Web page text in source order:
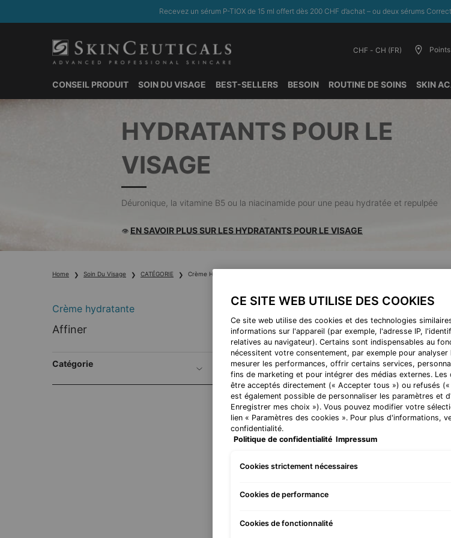
Recevez un sérum P-TIOX de 15 ml offert dès 200 CHF d’achat – ou deux sérums
CHF - CH (FR)
CONSEIL PRODUIT SOIN DU VISAGE BEST-SELLERS BESOIN ROUTINE DE SOINS SKIN
Contenu principal
HYDRATANTS POUR LE
VISAGE
Déuronique, la vitamine B5 ou la niacinamide pour une peau hydratée et repulpée
👁 EN SAVOIR PLUS SUR LES HYDRATANTS POUR LE VISAGE
Home Soin Du Visage CATÉGORIE Crème Hydratante
Crème hydratante
Crème hydratante
Affiner
Catégorie BEST-SELLER
Hydrating B5
CE SITE WEB UTILISE DES COOKIES
Ce site web utilise des cookies et des technologies
informations sur l'appareil (par exemple, l'adresse IP,
relatives au navigateur). Certains sont indispensables au
nécessitent votre consentement, par exemple pour
mesurer les performances, offrir certains services,
fins de marketing et pour intégrer des médias externes. Les
être acceptés directement (« Accepter tous ») ou refusés
est également possible de personnaliser les paramètres et
Enregistrer mes choix »). Vous pouvez modifier votre
lien « Paramètres des cookies ». Pour plus d'informations,
confidentialité.
Politique de confidentialité Impressum
Cookies strictement nécessaires
Cookies de performance
Cookies de fonctionnalité